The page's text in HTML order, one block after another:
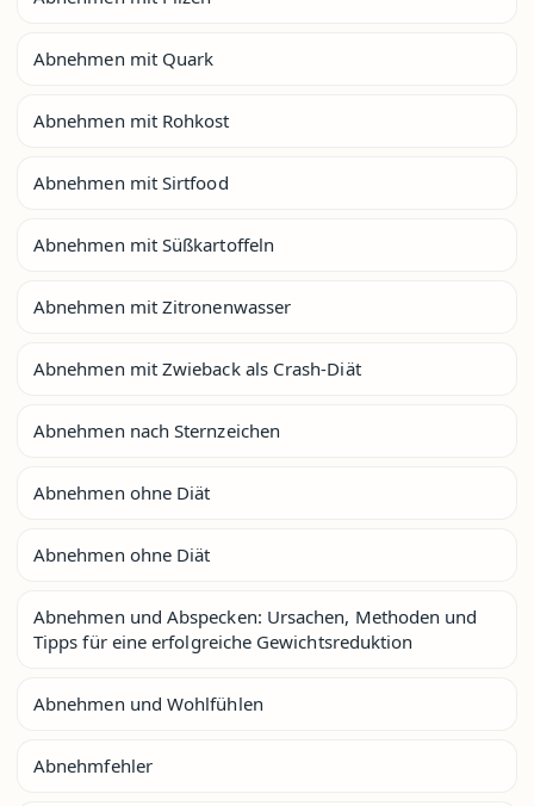
Abnehmen mit Quark
Abnehmen mit Rohkost
Abnehmen mit Sirtfood
Abnehmen mit Süßkartoffeln
Abnehmen mit Zitronenwasser
Abnehmen mit Zwieback als Crash-Diät
Abnehmen nach Sternzeichen
Abnehmen ohne Diät
Abnehmen ohne Diät
Abnehmen und Abspecken: Ursachen, Methoden und
Tipps für eine erfolgreiche Gewichtsreduktion
Abnehmen und Wohlfühlen
Abnehmfehler